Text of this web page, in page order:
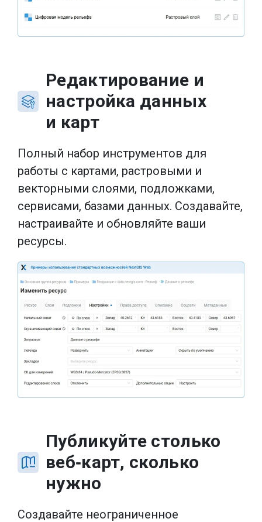
Редактирование и
настройка данных
и карт
Полный набор инструментов для
работы с картами, растровыми и
векторными слоями, подложками,
сервисами, базами данных. Создавайте,
настраивайте и обновляйте ваши
ресурсы.
Публикуйте столько
веб‑карт, сколько
нужно
Создавайте неограниченное